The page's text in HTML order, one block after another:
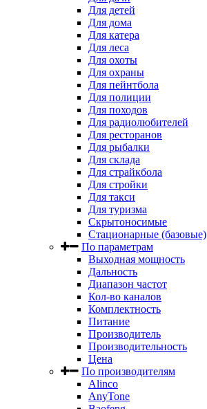
Для детей
Для дома
Для катера
Для леса
Для охоты
Для охраны
Для пейнтбола
Для полиции
Для походов
Для радиолюбителей
Для ресторанов
Для рыбалки
Для склада
Для страйкбола
Для стройки
Для такси
Для туризма
Скрытоносимые
Стационарные (базовые)
По параметрам
Выходная мощность
Дальность
Диапазон частот
Кол-во каналов
Комплектность
Питание
Производитель
Производительность
Цена
По производителям
Alinco
AnyTone